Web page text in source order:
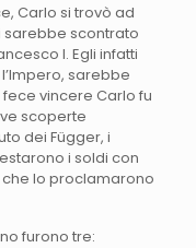
Carlo si trovò ad
sarebbe scontrato
I. Egli infatti
sarebbe
vincere Carlo fu
scoperte
dei Függer, i
i soldi con
lo proclamarono
furono tre: